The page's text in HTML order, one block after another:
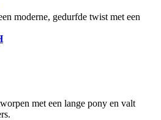
moderne, gedurfde twist met een
met een lange pony en valt